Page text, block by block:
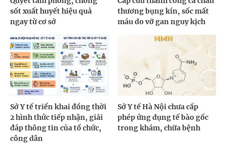
sốt xuất huyết hiệu quả
ngay từ cơ sở
thương bụng kín, sốc mất
máu do vỡ gan nguy kịch
Sở Y tế triển khai đồng thời
2 hình thức tiếp nhận, giải
đáp thông tin của tổ chức,
công dân
Sở Y tế Hà Nội chưa cấp
phép ứng dụng tế bào gốc
trong khám, chữa bệnh